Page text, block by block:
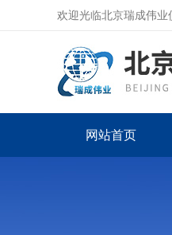
欢迎光临北京瑞成伟业
网站首页